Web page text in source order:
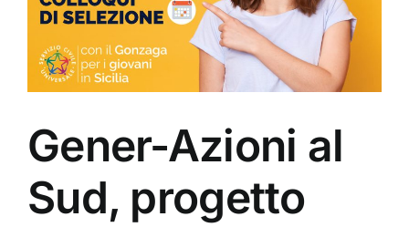
Gener-Azioni al
Sud, progetto